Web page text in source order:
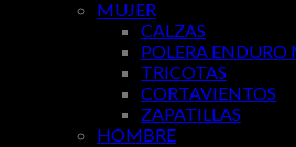
MUJER
CALZAS
POLERA ENDURO
TRICOTAS
CORTAVIENTOS
ZAPATILLAS
HOMBRE